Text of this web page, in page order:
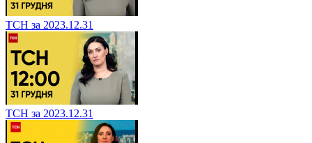
ТСН за 2023.12.31
ТСН за 2023.12.31